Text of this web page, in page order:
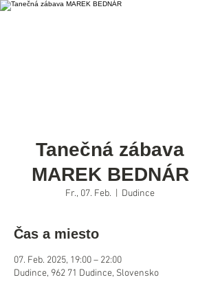
Tanečná zábava
MAREK BEDNÁR
Fr., 07. Feb. Dudince
Čas a miesto
07. Feb. 2025, 19:00 – 22:00
Dudince, 962 71 Dudince, Slovensko